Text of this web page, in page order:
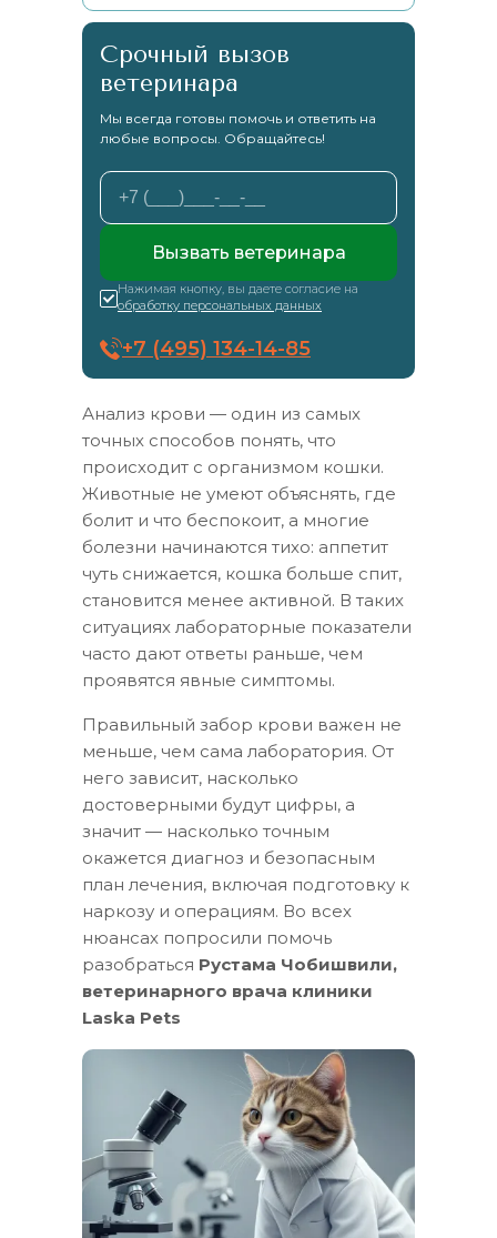
Срочный вызов
ветеринара
Мы всегда готовы помочь и ответить на
любые вопросы. Обращайтесь!
Вызвать ветеринара
Нажимая кнопку, вы даете согласие на
обработку персональных данных
+7 (495) 134-14-85
Анализ крови — один из самых
точных способов понять, что
происходит с организмом кошки.
Животные не умеют объяснять, где
болит и что беспокоит, а многие
болезни начинаются тихо: аппетит
чуть снижается, кошка больше спит,
становится менее активной. В таких
ситуациях лабораторные показатели
часто дают ответы раньше, чем
проявятся явные симптомы.
Правильный забор крови важен не
меньше, чем сама лаборатория. От
него зависит, насколько
достоверными будут цифры, а
значит — насколько точным
окажется диагноз и безопасным
план лечения, включая подготовку к
наркозу и операциям. Во всех
нюансах попросили помочь
разобраться Рустама Чобишвили,
ветеринарного врача клиники
Laska Pets